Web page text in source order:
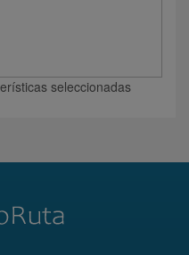
seleccionadas